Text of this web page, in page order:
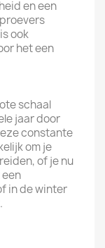
en een
ook
het een
schaal
jaar door
constante
om je
of je nu
in de winter